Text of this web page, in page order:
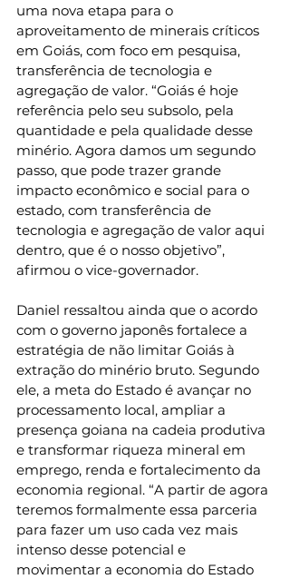
uma nova etapa para o
aproveitamento de minerais críticos
em Goiás, com foco em pesquisa,
transferência de tecnologia e
agregação de valor. “Goiás é hoje
referência pelo seu subsolo, pela
quantidade e pela qualidade desse
minério. Agora damos um segundo
passo, que pode trazer grande
impacto econômico e social para o
estado, com transferência de
tecnologia e agregação de valor aqui
dentro, que é o nosso objetivo”,
afirmou o vice-governador.
Daniel ressaltou ainda que o acordo
com o governo japonês fortalece a
estratégia de não limitar Goiás à
extração do minério bruto. Segundo
ele, a meta do Estado é avançar no
processamento local, ampliar a
presença goiana na cadeia produtiva
e transformar riqueza mineral em
emprego, renda e fortalecimento da
economia regional. “A partir de agora
teremos formalmente essa parceria
para fazer um uso cada vez mais
intenso desse potencial e
movimentar a economia do Estado